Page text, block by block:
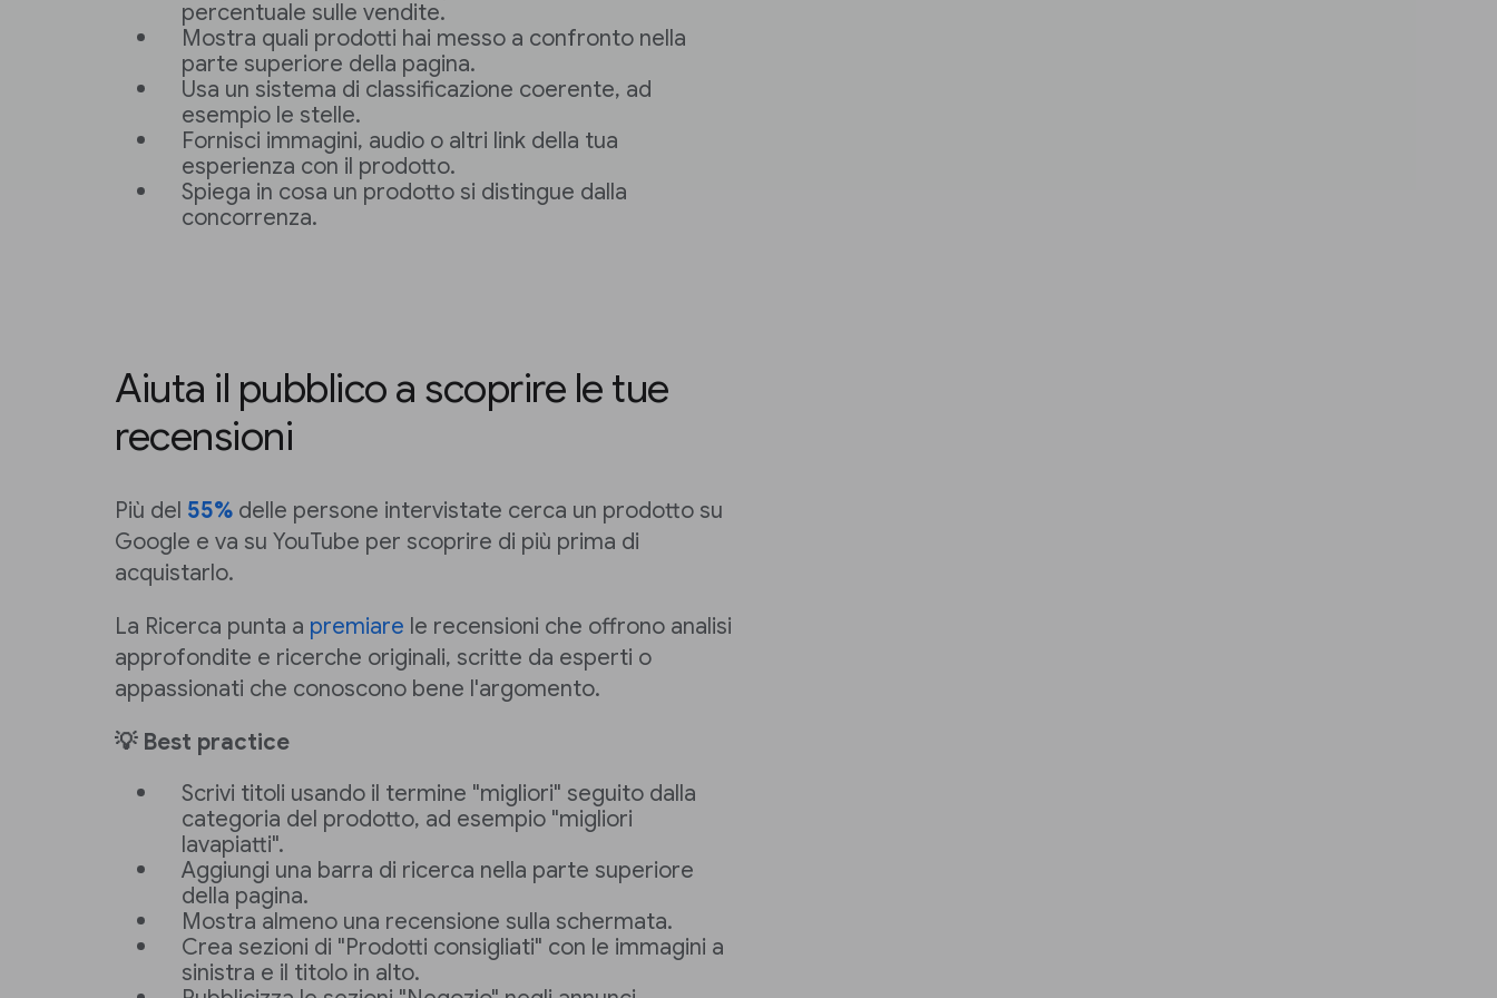
percentuale sulle vendite.
Mostra quali prodotti hai messo a confronto nella
parte superiore della pagina.
Usa un sistema di classificazione coerente, ad
esempio le stelle.
Fornisci immagini, audio o altri link della tua
esperienza con il prodotto.
Spiega in cosa un prodotto si distingue dalla
concorrenza.
Aiuta il pubblico a scoprire le tue
recensioni
Più del 55% delle persone intervistate cerca un prodotto su
Google e va su YouTube per scoprire di più prima di
acquistarlo.
La Ricerca punta a premiare le recensioni che offrono analisi
approfondite e ricerche originali, scritte da esperti o
appassionati che conoscono bene l'argomento.
💡 Best practice
Scrivi titoli usando il termine "migliori" seguito dalla
categoria del prodotto, ad esempio "migliori
lavapiatti".
Aggiungi una barra di ricerca nella parte superiore
della pagina.
Mostra almeno una recensione sulla schermata.
Crea sezioni di "Prodotti consigliati" con le immagini a
sinistra e il titolo in alto.